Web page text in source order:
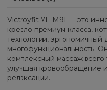
Victroyfit VF-M91 — это
кресло премиум-класса,
технологии, эргономичный
многофункциональность.
комплексный массаж
улучшая кровообращение
релаксации.